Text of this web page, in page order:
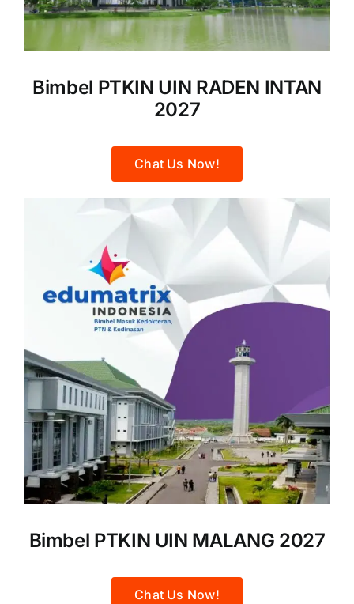
Bimbel PTKIN UIN RADEN INTAN
2027
Chat Us Now!
Bimbel PTKIN UIN MALANG 2027
Chat Us Now!